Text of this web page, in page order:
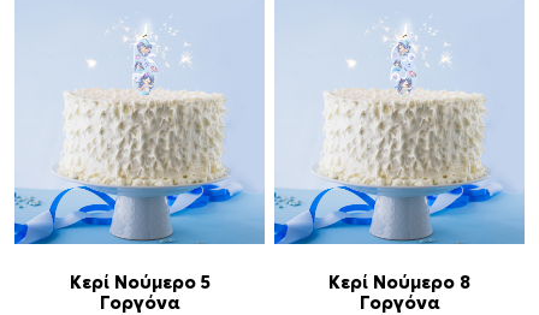
Κερί Νούμερο 5
Γοργόνα
Κερί Νούμερο 8
Γοργόνα